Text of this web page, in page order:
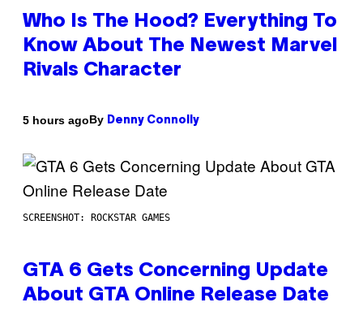
Who Is The Hood? Everything To
Know About The Newest Marvel
Rivals Character
5 hours agoBy Denny Connolly
SCREENSHOT: ROCKSTAR GAMES
GTA 6 Gets Concerning Update
About GTA Online Release Date